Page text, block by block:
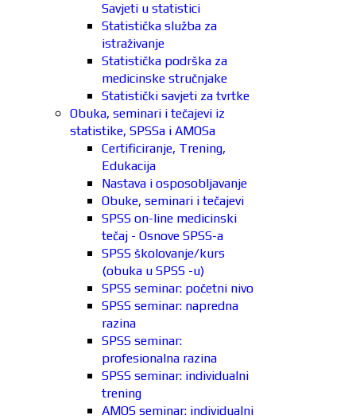
Savjeti u statistici
Statistička služba za
istraživanje
Statistička podrška za
medicinske stručnjake
Statistički savjeti za tvrtke
Obuka, seminari i tečajevi iz
statistike, SPSSa i AMOSa
Certificiranje, Trening,
Edukacija
Nastava i osposobljavanje
Obuke, seminari i tečajevi
SPSS on-line medicinski
tečaj - Osnove SPSS-a
SPSS školovanje/kurs
(obuka u SPSS -u)
SPSS seminar: početni nivo
SPSS seminar: napredna
razina
SPSS seminar:
profesionalna razina
SPSS seminar: individualni
trening
AMOS seminar: individualni